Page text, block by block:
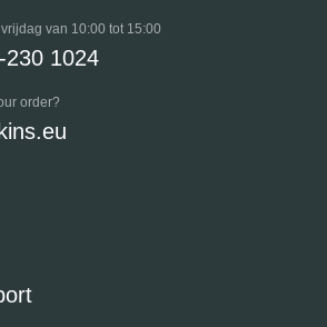
van 10:00 tot 15:00
230 1024
order?